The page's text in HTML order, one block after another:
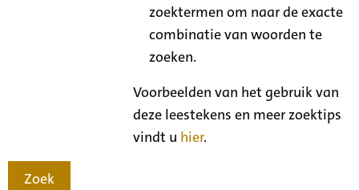
zoektermen om naar de exacte
combinatie van woorden te
zoeken.
Voorbeelden van het gebruik van
deze leestekens en meer zoektips
vindt u hier.
Zoek